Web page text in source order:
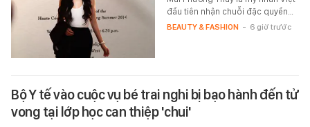
đầu tiên nhận chuỗi đặc quyền…
BEAUTY & FASHION - 6 giờ trước
Bộ Y tế vào cuộc vụ bé trai nghi bị bạo hành đến tử
vong tại lớp học can thiệp 'chui'